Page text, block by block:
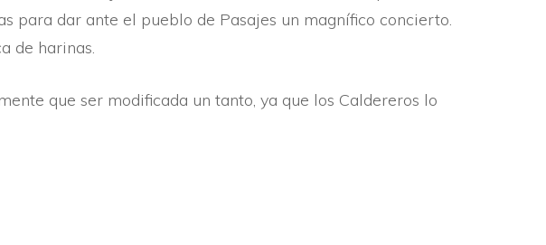
para dar ante el pueblo de Pasajes un magní­fico concierto.
de harinas.
que ser modificada un tanto, ya que los Caldereros lo